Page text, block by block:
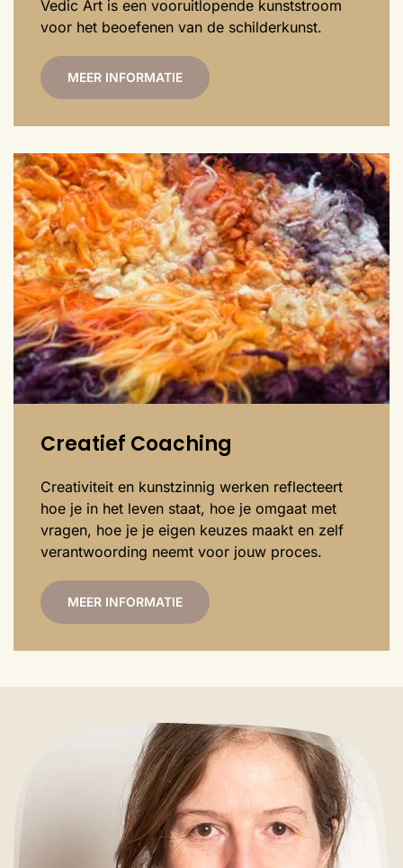
Vedic Art is een vooruitlopende kunststroom
voor het beoefenen van de schilderkunst.
MEER INFORMATIE
Creatief Coaching
Creativiteit en kunstzinnig werken reflecteert
hoe je in het leven staat, hoe je omgaat met
vragen, hoe je je eigen keuzes maakt en zelf
verantwoording neemt voor jouw proces.
MEER INFORMATIE